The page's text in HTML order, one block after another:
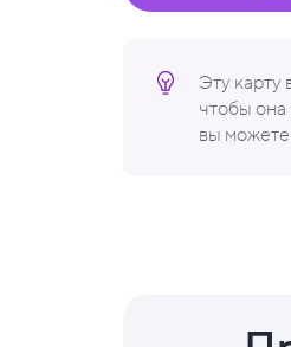
Эту
чтобы
вы можете